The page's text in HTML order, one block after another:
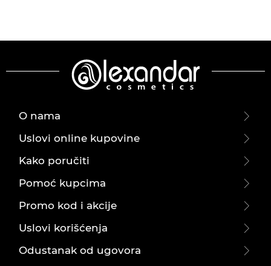
O nama
Uslovi online kupovine
Kako poručiti
Pomoć kupcima
Promo kod i akcije
Uslovi korišćenja
Odustanak od ugovora